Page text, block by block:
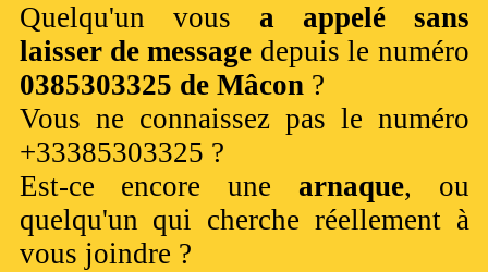
Quelqu'un vous a appelé sans
laisser de message depuis le numéro
0385303325 de Mâcon?
Vous ne connaissez pas le numéro
+33385303325 ?
Est-ce encore une arnaque, ou
quelqu'un qui cherche réellement à
vous joindre ?